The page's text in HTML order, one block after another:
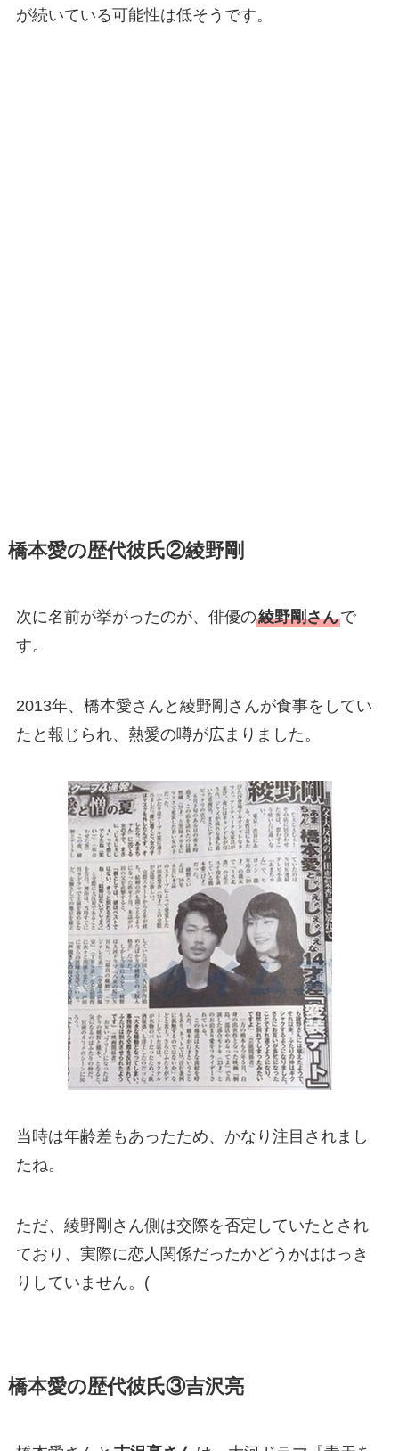
が続いている可能性は低そうです。
橋本愛の歴代彼氏②綾野剛
次に名前が挙がったのが、俳優の綾野剛さんで
す。
2013年、橋本愛さんと綾野剛さんが食事をしてい
たと報じられ、熱愛の噂が広まりました。
当時は年齢差もあったため、かなり注目されまし
たね。
ただ、綾野剛さん側は交際を否定していたとされ
ており、実際に恋人関係だったかどうかははっき
りしていません。(
橋本愛の歴代彼氏③吉沢亮